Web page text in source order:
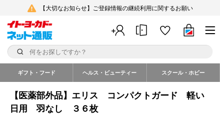
【大切なお知らせ】ご登録情報の継続利用に関するお願い
ギフト・フード ヘルス・ビューティー スクール・ホビー
【医薬部外品】エリス コンパクトガード 軽い
日用 羽なし ３６枚